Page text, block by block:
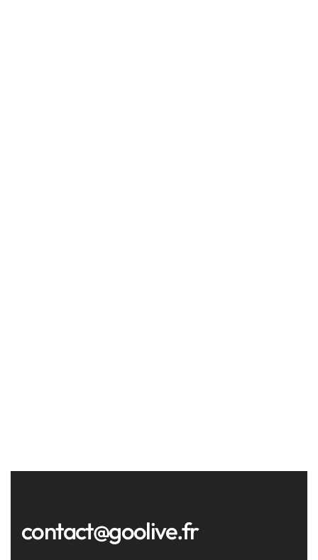
contact@goolive.fr